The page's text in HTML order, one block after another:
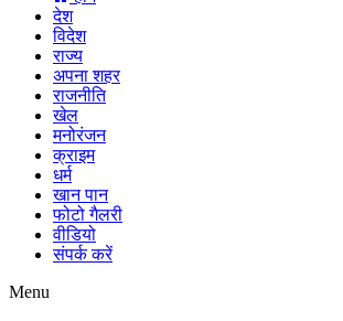
देश
विदेश
राज्य
अपना शहर
राजनीति
खेल
मनोरंजन
क्राइम
धर्म
खान पान
फोटो गैलरी
वीडियो
संपर्क करें
Menu